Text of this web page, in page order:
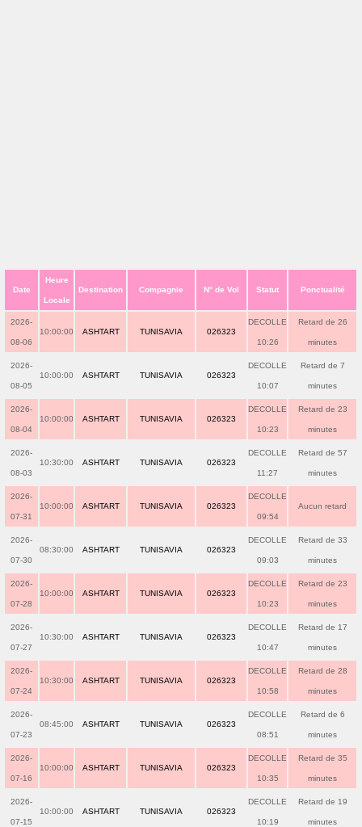
Date
Heure
Locale
Destination Compagnie N° de Vol Statut Ponctualité
2026-
08-06
10:00:00 ASHTART TUNISAVIA 026323
DECOLLE
10:26
Retard de 26
minutes
2026-
08-05
10:00:00 ASHTART TUNISAVIA 026323
DECOLLE
10:07
Retard de 7
minutes
2026-
08-04
10:00:00 ASHTART TUNISAVIA 026323
DECOLLE
10:23
Retard de 23
minutes
2026-
08-03
10:30:00 ASHTART TUNISAVIA 026323
DECOLLE
11:27
Retard de 57
minutes
2026-
07-31
10:00:00 ASHTART TUNISAVIA 026323
DECOLLE
09:54
Aucun retard
2026-
07-30
08:30:00 ASHTART TUNISAVIA 026323
DECOLLE
09:03
Retard de 33
minutes
2026-
07-28
10:00:00 ASHTART TUNISAVIA 026323
DECOLLE
10:23
Retard de 23
minutes
2026-
07-27
10:30:00 ASHTART TUNISAVIA 026323
DECOLLE
10:47
Retard de 17
minutes
2026-
07-24
10:30:00 ASHTART TUNISAVIA 026323
DECOLLE
10:58
Retard de 28
minutes
2026-
07-23
08:45:00 ASHTART TUNISAVIA 026323
DECOLLE
08:51
Retard de 6
minutes
2026-
07-16
10:00:00 ASHTART TUNISAVIA 026323
DECOLLE
10:35
Retard de 35
minutes
2026-
07-15
10:00:00 ASHTART TUNISAVIA 026323
DECOLLE
10:19
Retard de 19
minutes